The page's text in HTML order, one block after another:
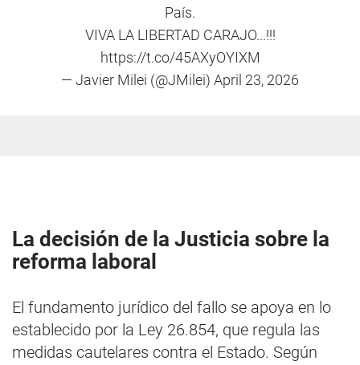
País.
VIVA LA LIBERTAD CARAJO...!!!
https://t.co/45AXyOYIXM
— Javier Milei (@JMilei) April 23, 2026
La decisión de la Justicia sobre la
reforma laboral
El fundamento jurídico del fallo se apoya en lo
establecido por la Ley 26.854, que regula las
medidas cautelares contra el Estado. Según